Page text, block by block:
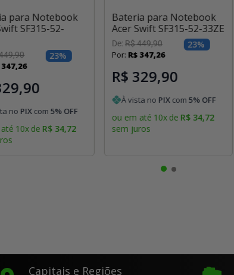
para Notebook
SF315-52-
,90 23%
347,26
no PIXcom5% OFF
10xde R$ 34,72
Bateria para Notebook
Acer Swift SF315-52-33ZE
De:R$449,90 23%
Por: R$ 347,26
R$ 329,90
À vista no PIXcom5% OFF
ou em até 10xde R$ 34,72
sem juros
Capitais e Regiões